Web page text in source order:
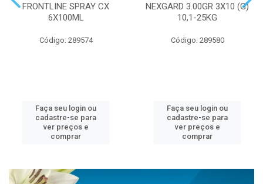
FRONTLINE SPRAY CX
6X100ML
Código: 289574
Faça seu login ou
cadastre-se para
ver preços e
comprar
NEXGARD 3.00GR 3X10 (G)
10,1-25KG
Código: 289580
Faça seu login ou
cadastre-se para
ver preços e
comprar